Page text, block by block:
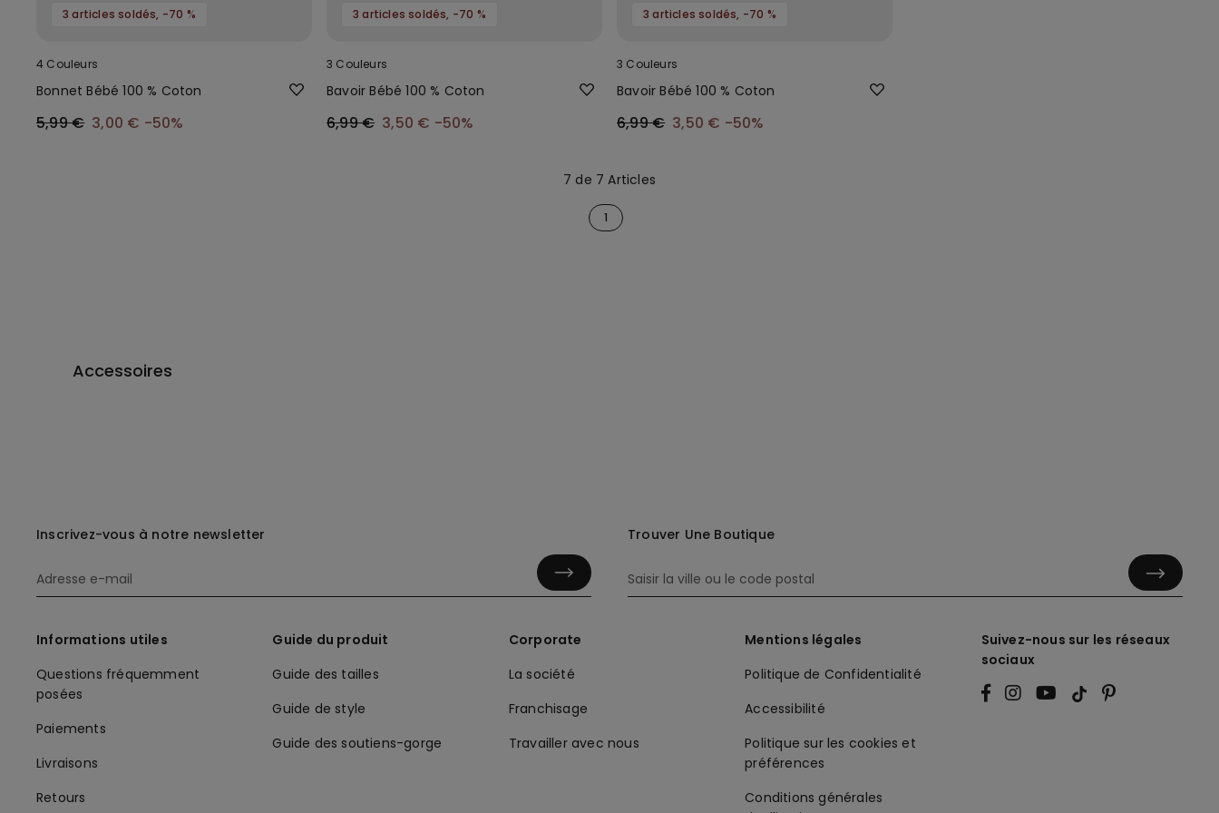
3 articles soldés, -70 %
4 Couleurs
Bonnet Bébé 100 % Coton
5,99 € 3,00 € -50%
3 articles soldés, -70 %
3 Couleurs
Bavoir Bébé 100 % Coton
6,99 € 3,50 € -50%
3 articles soldés, -70 %
3 Couleurs
Bavoir Bébé 100 % Coton
6,99 € 3,50 € -50%
7 de 7 Articles
1
Accessoires
Inscrivez-vous à notre newsletter Trouver Une Boutique
Informations utiles
Questions fréquemment
posées
Paiements
Livraisons
Retours
Guide du produit
Guide des tailles
Guide de style
Guide des soutiens-gorge
Corporate
La société
Franchisage
Travailler avec nous
Mentions légales
Politique de Confidentialité
Accessibilité
Politique sur les cookies et
préférences
Conditions générales
Suivez-nous sur les réseaux
sociaux